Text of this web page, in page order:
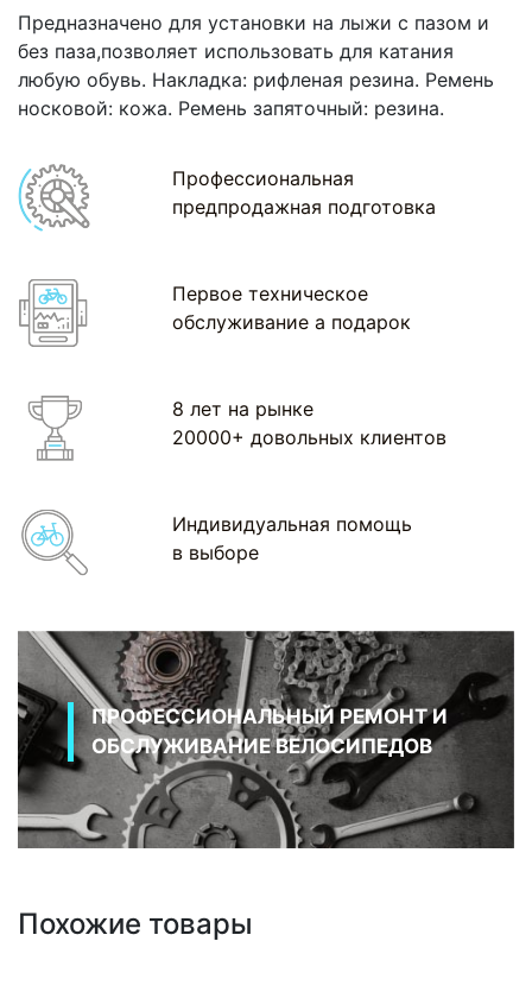
Предназначено для установки на лыжи с пазом и
без паза,позволяет использовать для катания
любую обувь. Накладка: рифленая резина. Ремень
носковой: кожа. Ремень запяточный: резина.
Профессиональная
предпродажная подготовка
Первое техническое
обслуживание а подарок
8 лет на рынке
20000+ довольных клиентов
Индивидуальная помощь
в выборе
ПРОФЕССИОНАЛЬНЫЙ РЕМОНТ И
ОБСЛУЖИВАНИЕ ВЕЛОСИПЕДОВ
Похожие товары